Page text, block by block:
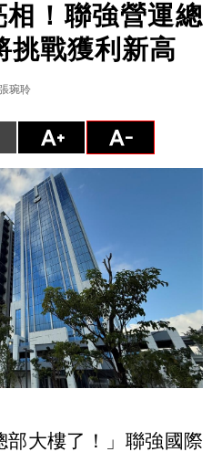
！聯強營運總
挑戰獲利新高
琬聆
部大樓了！」聯強國際